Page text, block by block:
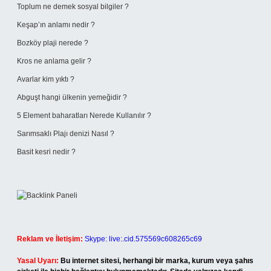
Toplum ne demek sosyal bilgiler ?
Keşap’ın anlamı nedir ?
Bozköy plaji nerede ?
Kros ne anlama gelir ?
Avarlar kim yıktı ?
Abguşt hangi ülkenin yemeğidir ?
5 Element baharatları Nerede Kullanılır ?
Sarımsaklı Plajı denizi Nasıl ?
Basit kesri nedir ?
Reklam ve İletişim: Skype: live:.cid.575569c608265c69
Yasal Uyarı: Bu internet sitesi, herhangi bir marka, kurum veya şahıs